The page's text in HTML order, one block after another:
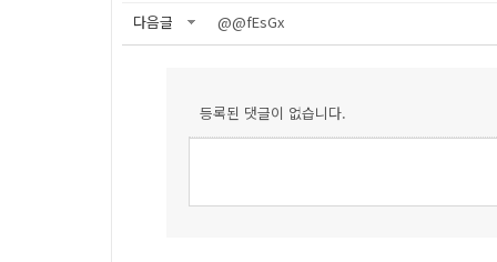
다음글
@@fEsGx
등록된 댓글이 없습니다.